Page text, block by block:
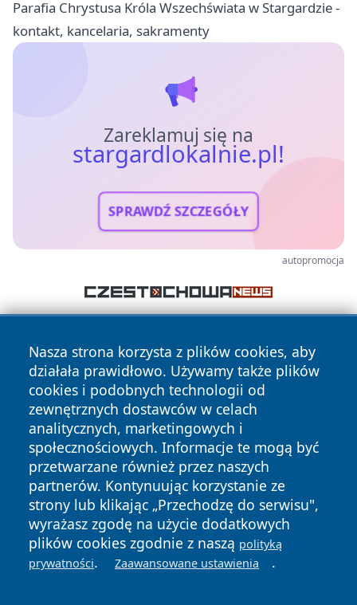
Parafia Chrystusa Króla Wszechświata w Stargardzie -
kontakt, kancelaria, sakramenty
Zareklamuj się na
stargardlokalnie.pl!
SPRAWDŹ SZCZEGÓŁY
autopromocja
Nasza strona korzysta z plików cookies, aby
działała prawidłowo. Używamy także plików
cookies i podobnych technologii od
zewnętrznych dostawców w celach
analitycznych, marketingowych i
społecznościowych. Informacje te mogą być
przetwarzane również przez naszych
partnerów. Kontynuując korzystanie ze
strony lub klikając „Przechodzę do serwisu",
wyrażasz zgodę na użycie dodatkowych
plików cookies zgodnie z naszą polityką
prywatności. Zaawansowane ustawienia .
Copyright © 2026 stargardlokalnie.pl Wszystkie prawa
zastrzeżone.
News Autorzy
Polityka
Prywatności
Polityka
Cookies